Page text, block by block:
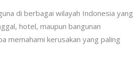
di berbagai wilayah Indonesia yang
hotel, maupun bangunan
memahami kerusakan yang paling